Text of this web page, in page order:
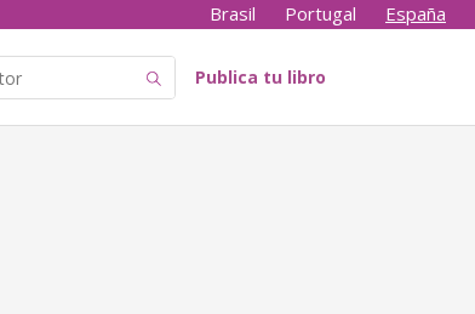
Brasil Portugal España
Publica tu libro